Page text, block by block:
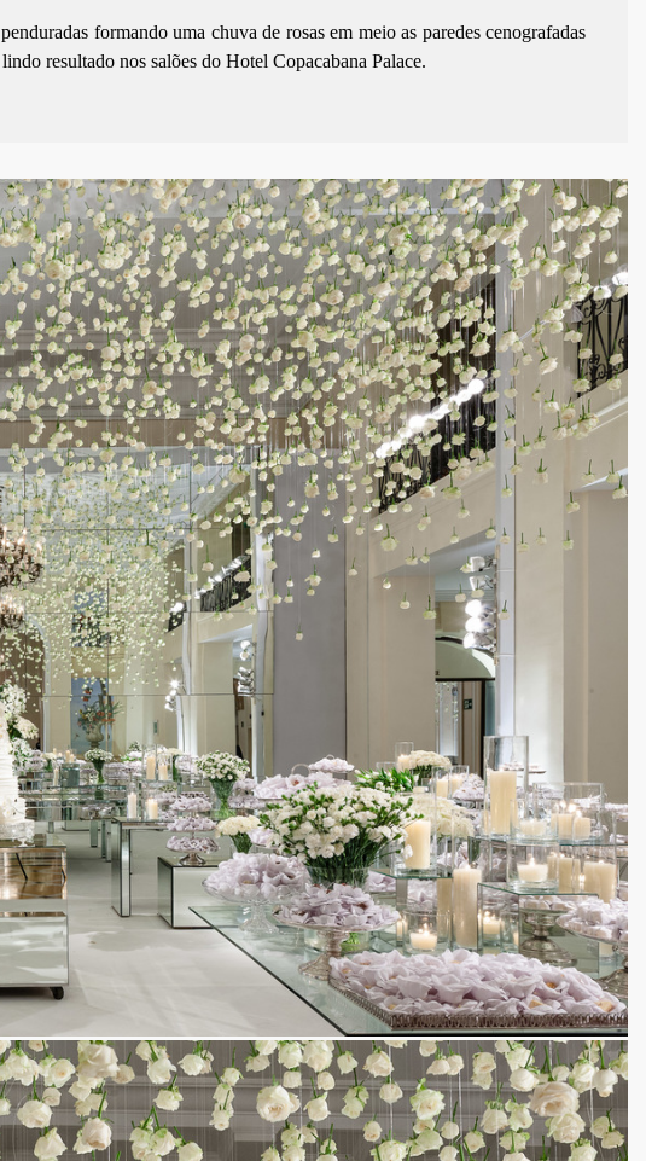
formando uma chuva de rosas em meio as paredes cenografadas
resultado nos salões do Hotel Copacabana Palace.